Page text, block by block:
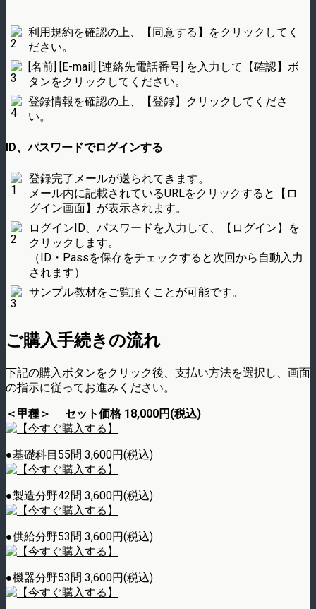
利用規約を確認の上、【同意する】をクリックしてく
ださい。
[名前] [E-mail] [連絡先電話番号] を入力して【確認】ボ
タンをクリックしてください。
登録情報を確認の上、【登録】クリックしてくださ
い。
ID、パスワードでログインする
登録完了メールが送られてきます。
メール内に記載されているURLをクリックすると【ロ
グイン画面】が表示されます。
ログインID、パスワードを入力して、【ログイン】を
クリックします。
（ID・Passを保存をチェックすると次回から自動入力
されます）
サンプル教材をご覧頂くことが可能です。
ご購入手続きの流れ
下記の購入ボタンをクリック後、支払い方法を選択し、画面
の指示に従ってお進みください。
＜甲種＞ セット価格 18,000円(税込)
●基礎科目55問 3,600円(税込)
●製造分野42問 3,600円(税込)
●供給分野53問 3,600円(税込)
●機器分野53問 3,600円(税込)